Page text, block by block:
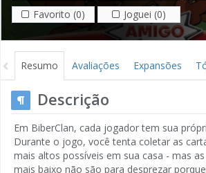
Favorito (0)
Joguei (0)
Resumo Avaliações Expansões
Descrição
Em BiberClan, cada jogador tem sua
Durante o jogo, você tenta coletar as
mais altos possíveis em sua casa - mas
mais baixo não são para desprezar